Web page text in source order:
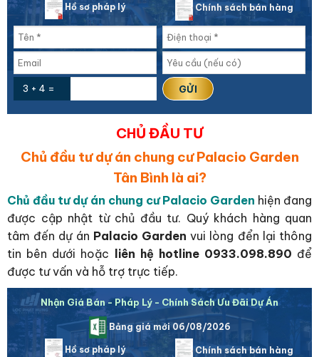
Hồ sơ pháp lý Chính sách bán hàng
3 + 4 =
CHỦ ĐẦU TƯ
Chủ đầu tư dự án chung cư Palacio Garden
Tân Bình là ai?
Chủ đầu tư dự án chung cư Palacio Garden hiện đang
được cập nhật từ chủ đầu tư. Quý khách hàng quan
tâm đến dự án Palacio Garden vui lòng đển lại thông
tin bên dưới hoặc liên hệ hotline 0933.098.890 để
được tư vấn và hỗ trợ trực tiếp.
Nhận Giá Bán - Pháp Lý - Chính Sách Ưu Đãi Dự Án
Bảng giá mới 06/08/2026
Hồ sơ pháp lý Chính sách bán hàng